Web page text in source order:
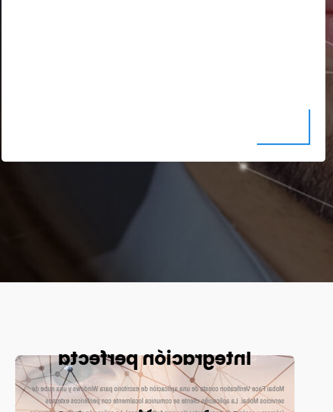
Integración perfecta
Mobai Face Verification consta de una aplicación de escritorio para Windows y una nube de
servicios Mobai. La aplicación cliente se comunica localmente con periféricos externos